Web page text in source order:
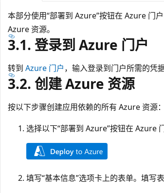
本部分使用“部署到 Azure”按钮在 Azure 门
Azure 资源。
3.1. 登录到 Azure 门户
转到 Azure 门户，输入登录到门户所需的凭
3.2. 创建 Azure 资源
按以下步骤创建应用依赖的所有 Azure 资源：
选择以下“部署到 Azure”按钮在 Azure
填写“基本信息”选项卡上的表单。填写